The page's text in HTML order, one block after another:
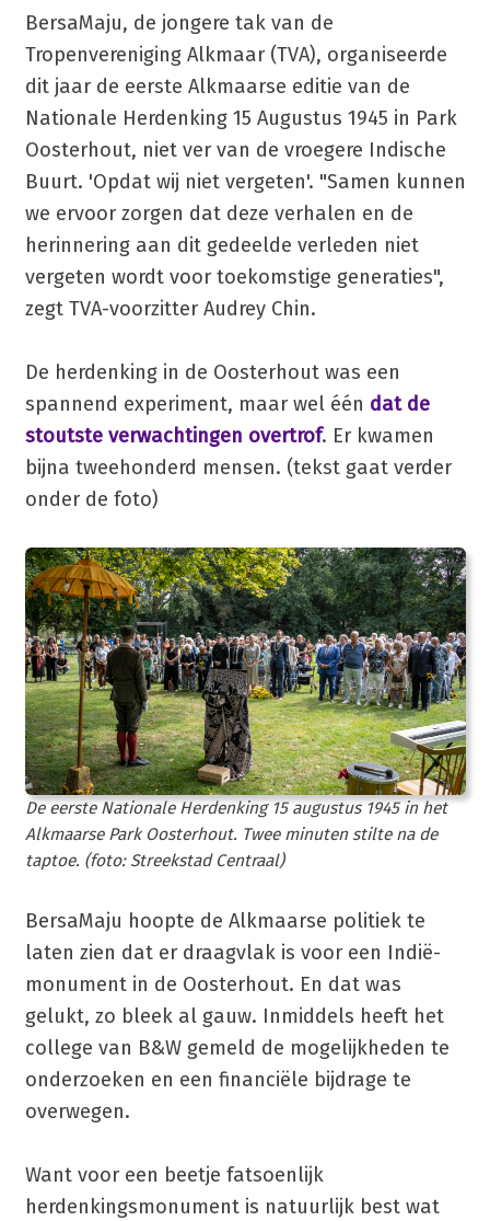
BersaMaju, de jongere tak van de
Tropenvereniging Alkmaar (TVA), organiseerde
dit jaar de eerste Alkmaarse editie van de
Nationale Herdenking 15 Augustus 1945 in Park
Oosterhout, niet ver van de vroegere Indische
Buurt. 'Opdat wij niet vergeten'. "Samen kunnen
we ervoor zorgen dat deze verhalen en de
herinnering aan dit gedeelde verleden niet
vergeten wordt voor toekomstige generaties",
zegt TVA-voorzitter Audrey Chin.
De herdenking in de Oosterhout was een
spannend experiment, maar wel één dat de
stoutste verwachtingen overtrof. Er kwamen
bijna tweehonderd mensen. (tekst gaat verder
onder de foto)
De eerste Nationale Herdenking 15 augustus 1945 in het
Alkmaarse Park Oosterhout. Twee minuten stilte na de
taptoe. (foto: Streekstad Centraal)
BersaMaju hoopte de Alkmaarse politiek te
laten zien dat er draagvlak is voor een Indië-
monument in de Oosterhout. En dat was
gelukt, zo bleek al gauw. Inmiddels heeft het
college van B&W gemeld de mogelijkheden te
onderzoeken en een financiële bijdrage te
overwegen.
Want voor een beetje fatsoenlijk
herdenkingsmonument is natuurlijk best wat